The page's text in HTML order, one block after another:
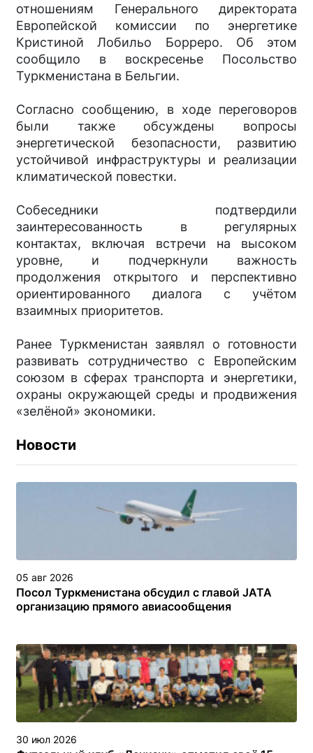
отношениям Генерального директората
Европейской комиссии по энергетике
Кристиной Лобильо Борреро. Об этом
сообщило в воскресенье Посольство
Туркменистана в Бельгии.
Согласно сообщению, в ходе переговоров
были также обсуждены вопросы
энергетической безопасности, развитию
устойчивой инфраструктуры и реализации
климатической повестки.
Собеседники подтвердили
заинтересованность в регулярных
контактах, включая встречи на высоком
уровне, и подчеркнули важность
продолжения открытого и перспективно
ориентированного диалога с учётом
взаимных приоритетов.
Ранее Туркменистан заявлял о готовности
развивать сотрудничество с Европейским
союзом в сферах транспорта и энергетики,
охраны окружающей среды и продвижения
«зелёной» экономики.
Новости
05 авг 2026
Посол Туркменистана обсудил с главой JATA
организацию прямого авиасообщения
30 июл 2026